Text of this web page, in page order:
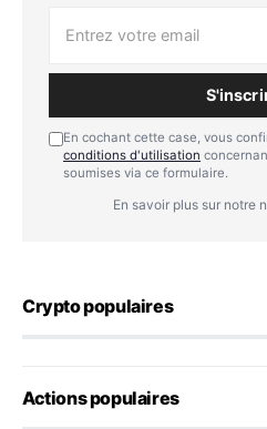
En cochant cette case, vous
conditions d'utilisation
soumises via ce formulaire.
En savoir plus sur notre
Crypto populaires
Actions populaires